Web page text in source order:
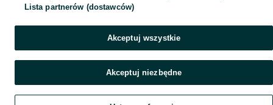
Lista partnerów (dostawców)
Akceptuj wszystkie
Akceptuj niezbędne